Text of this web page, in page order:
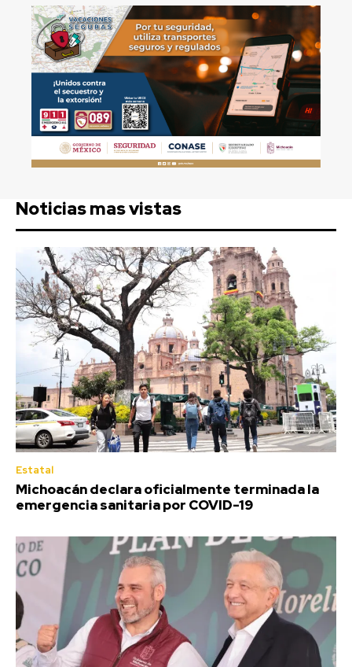
Noticias mas vistas
Estatal
Michoacán declara oficialmente terminada la
emergencia sanitaria por COVID-19